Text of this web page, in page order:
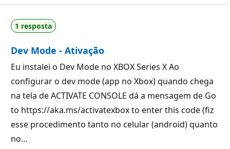
p
u
t
ç
o
s
d
e
e
u
t
a
ç
ã
1 resposta
Dev Mode - Ativação
Eu instalei o Dev Mode no XBOX Series X Ao
configurar o dev mode (app no Xbox) quando chega
na tela de ACTIVATE CONSOLE dá a mensagem de Go
to https://aka.ms/activatexbox to enter this code (fiz
esse procedimento tanto no celular (android) quanto
no…